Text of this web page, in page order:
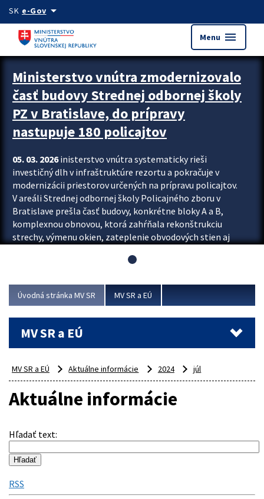
Preskocit na hlavný obsah
SK e-Govarrow_drop_down
Menu menu
Ministerstvo vnútra zmodernizovalo
časť budovy Strednej odbornej školy
PZ v Bratislave, do prípravy
nastupuje 180 policajtov
05. 03. 2026inisterstvo vnútra systematicky rieši
investičný dlh v infraštruktúre rezortu a pokračuje v
modernizácii priestorov určených na prípravu policajtov.
V areáli Strednej odbornej školy Policajného zboru v
Bratislave prešla časť budovy, konkrétne bloky A a B,
komplexnou obnovou, ktorá zahŕňala rekonštrukciu
strechy, výmenu okien, zateplenie obvodových stien aj
aj interiéru, kde vznikli nové učebne a moderné
Viac
Úvodná stránka MV SR MV SR a EÚ
MV SR a EÚ
MV SR a EÚ Aktuálne informácie 2024 júl
Aktuálne informácie
Hľadať text:
RSS